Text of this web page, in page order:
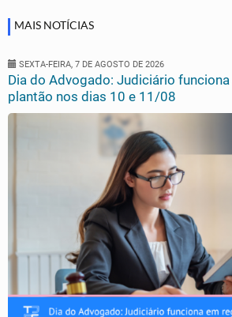
MAIS NOTÍCIAS
SEXTA-FEIRA, 7 DE AGOSTO DE 2026
Dia do Advogado: Judiciário
plantão nos dias 10 e 11/08